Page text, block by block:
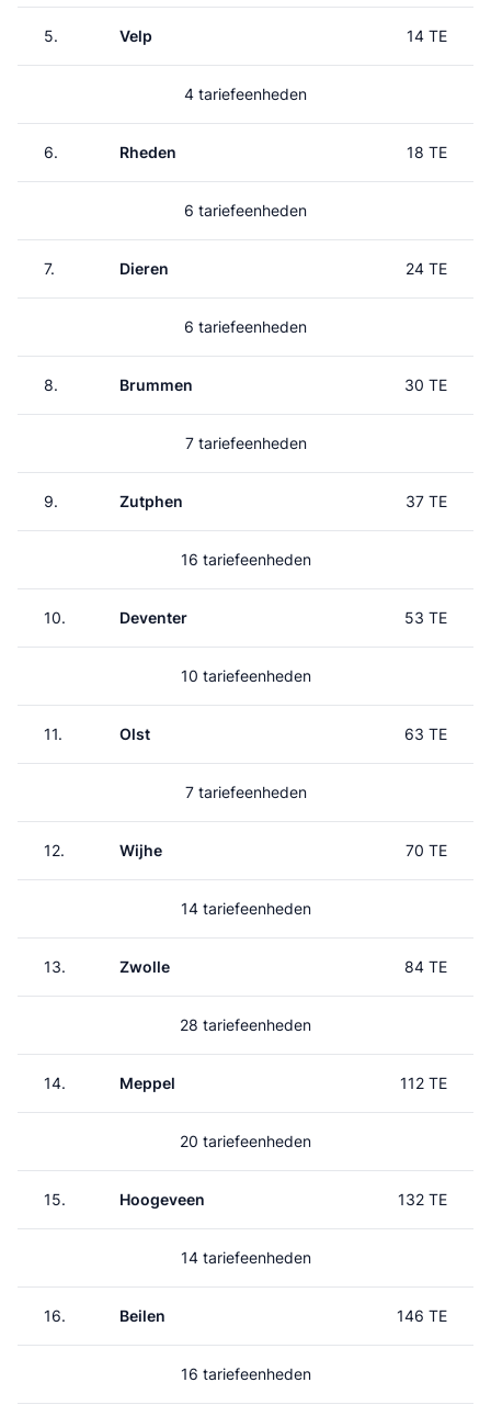
5. Velp 14 TE
4 tariefeenheden
6. Rheden 18 TE
6 tariefeenheden
7. Dieren 24 TE
6 tariefeenheden
8. Brummen 30 TE
7 tariefeenheden
9. Zutphen 37 TE
16 tariefeenheden
10. Deventer 53 TE
10 tariefeenheden
11. Olst 63 TE
7 tariefeenheden
12. Wijhe 70 TE
14 tariefeenheden
13. Zwolle 84 TE
28 tariefeenheden
14. Meppel 112 TE
20 tariefeenheden
15. Hoogeveen 132 TE
14 tariefeenheden
16. Beilen 146 TE
16 tariefeenheden